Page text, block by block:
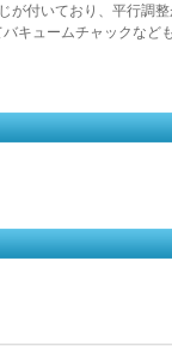
が付いており、平行調整
キュームチャックなど